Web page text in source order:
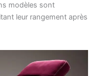
modèles sont
leur rangement après